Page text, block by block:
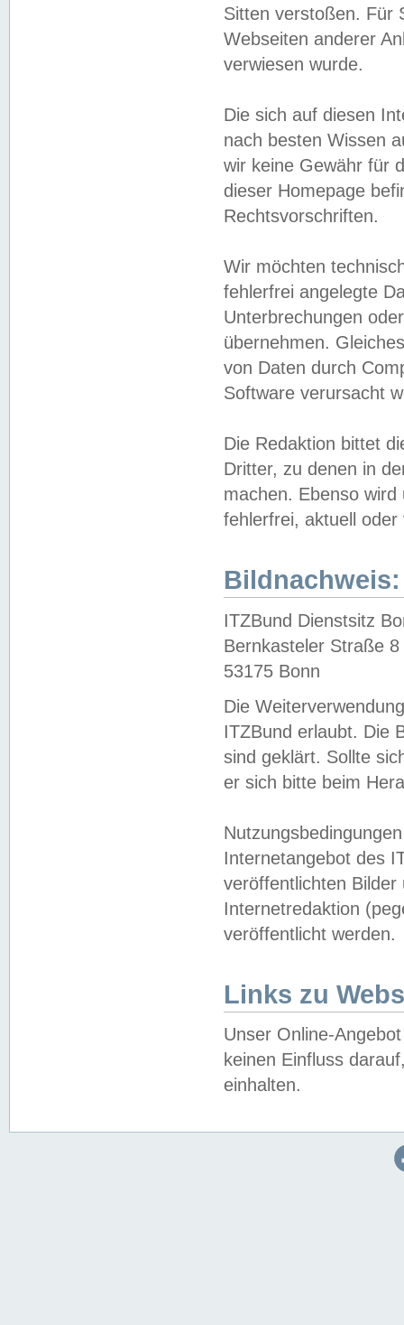
Sitten verstoßen. Für
Webseiten anderer
verwiesen wurde.
Die sich auf diesen
nach besten Wissen
wir keine Gewähr für
dieser Homepage
Rechtsvorschriften.
Wir möchten
fehlerfrei angelegte
Unterbrechungen
übernehmen.
von Daten durch
Software verursacht
Die Redaktion bittet
Dritter, zu denen in
machen. Ebenso
fehlerfrei, aktuell oder
Bildnachweis:
ITZBund Dienstsitz
Bernkasteler Straße 8
53175 Bonn
Die
ITZBund erlaubt. Die
sind geklärt. Sollte
er sich bitte beim
Internetangebot des
veröffentlichten
Internetredaktion
veröffentlicht werden.
Links zu
Unser Online-
keinen Einfluss
einhalten.